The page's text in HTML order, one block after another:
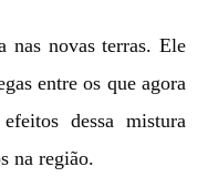
nas novas terras. Ele
entre os que agora
dessa mistura
na região.